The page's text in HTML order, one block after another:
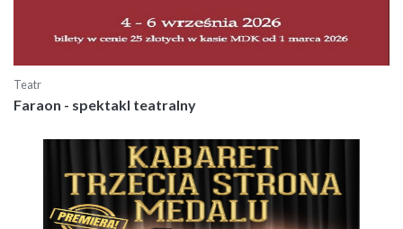
Teatr
Faraon - spektakl teatralny